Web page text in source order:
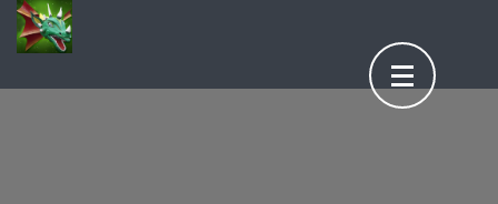
Aller
au
contenu